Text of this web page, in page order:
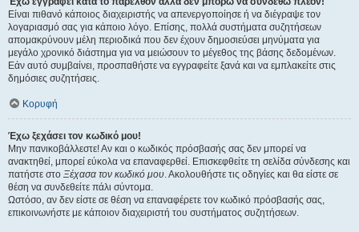
Είναι πιθανό κάποιος διαχειριστής να απενεργοποίησε ή να διέγραψε τον
λογαριασμό σας για κάποιο λόγο. Επίσης, πολλά συστήματα συζητήσεων
απομακρύνουν μέλη περιοδικά που δεν έχουν δημοσιεύσει μηνύματα για
μεγάλο χρονικό διάστημα για να μειώσουν το μέγεθος της βάσης δεδομένων.
Εάν αυτό συμβαίνει, προσπαθήστε να εγγραφείτε ξανά και να εμπλακείτε στις
δημόσιες συζητήσεις.
Κορυφή
Έχω ξεχάσει τον κωδικό μου!
Μην πανικοβάλλεστε! Αν και ο κωδικός πρόσβασής σας δεν μπορεί να
ανακτηθεί, μπορεί εύκολα να επαναφερθεί. Επισκεφθείτε τη σελίδα σύνδεσης και
πατήστε στο Ξέχασα τον κωδικό μου. Ακολουθήστε τις οδηγίες και θα είστε σε
θέση να συνδεθείτε πάλι σύντομα.
Ωστόσο, αν δεν είστε σε θέση να επαναφέρετε τον κωδικό πρόσβασής σας,
επικοινωνήστε με κάποιον διαχειριστή του συστήματος συζητήσεων.